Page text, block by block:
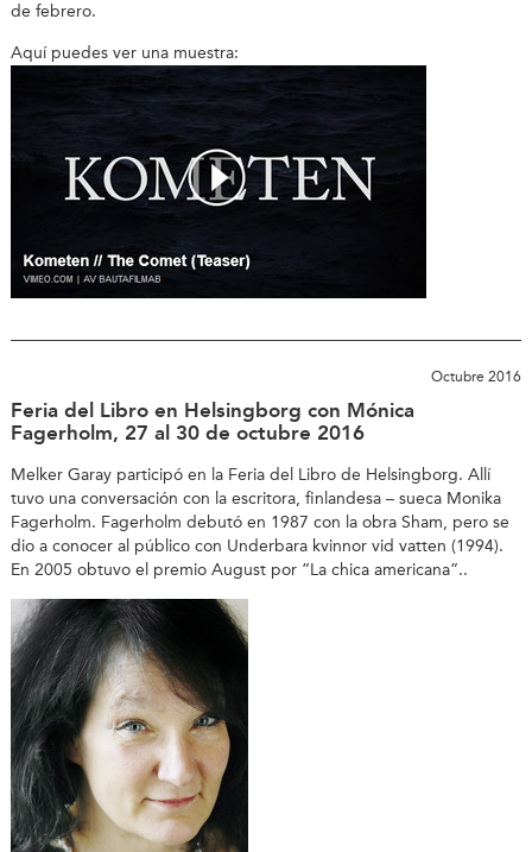
de febrero.
Aquí puedes ver una muestra:
Octubre 2016
Feria del Libro en Helsingborg con Mónica
Fagerholm, 27 al 30 de octubre 2016
Melker Garay participó en la Feria del Libro de Helsingborg. Allí
tuvo una conversación con la escritora, finlandesa – sueca Monika
Fagerholm. Fagerholm debutó en 1987 con la obra Sham, pero se
dio a conocer al público con Underbara kvinnor vid vatten (1994).
En 2005 obtuvo el premio August por ”La chica americana”..